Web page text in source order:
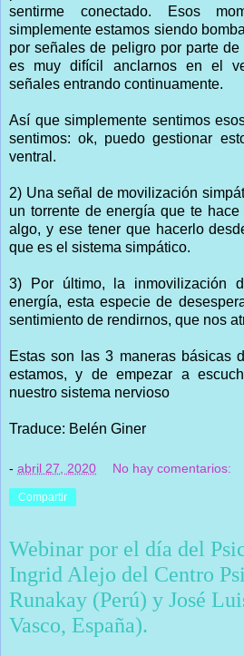
sentirme conectado. Esos
simplemente estamos siendo
por señales de peligro por parte
es muy difícil anclarnos en el
señales entrando continuamente.
Así que simplemente sentimos
sentimos: ok, puedo gestionar
ventral.
2) Una señal de movilización
un torrente de energía que te
algo, y ese tener que hacerlo
que es el sistema simpático.
3) Por último, la inmovilización
energía, esta especie de
sentimiento de rendirnos, que nos
Estas son las 3 maneras básicas
estamos, y de empezar a
nuestro sistema nervioso
Traduce: Belén Giner
- abril 27, 2020 No hay comentarios:
Compartir
Webinar por el día del
Ingrid Alejo del Centro
Runakay (Perú) y José
Vasco, España).